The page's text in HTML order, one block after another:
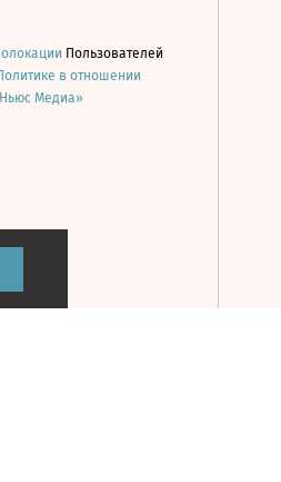
Пользователей
в отношении
Медиа»